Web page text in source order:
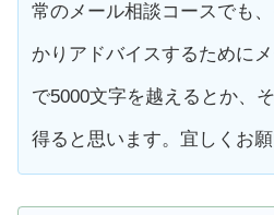
常のメール相談コースでも
かりアドバイスするために
で5000文字を越えるとか、
得ると思います。宜しくお願